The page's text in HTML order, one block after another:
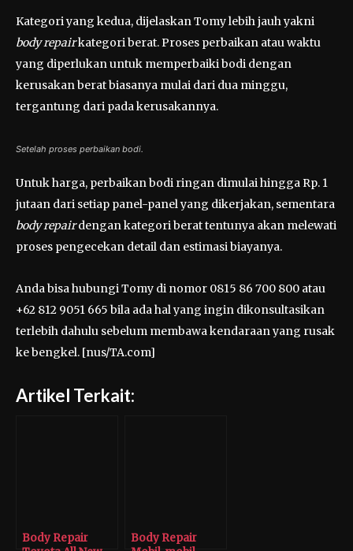
Kategori yang kedua, dijelaskan Tomy lebih jauh yakni
body repairkategori berat. Proses perbaikan atau waktu
yang diperlukan untuk memperbaiki bodi dengan
kerusakan berat biasanya mulai dari dua minggu,
tergantung dari pada kerusakannya.
Setelah proses perbaikan bodi.
Untuk harga, perbaikan bodi ringan dimulai hingga Rp. 1
jutaan dari setiap panel-panel yang dikerjakan, sementara
body repairdengan kategori berat tentunya akan melewati
proses pengecekan detail dan estimasi biayanya.
Anda bisa hubungi Tomy di nomor 0815 86 700 800 atau
+62 812 9051 665 bila ada hal yang ingin dikonsultasikan
terlebih dahulu sebelum membawa kendaraan yang rusak
ke bengkel. [nus/TA.com]
Artikel Terkait:
Body Repair
Body Repair